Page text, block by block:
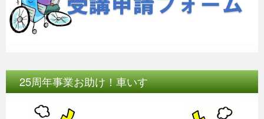
25周年事業お助け！車いす